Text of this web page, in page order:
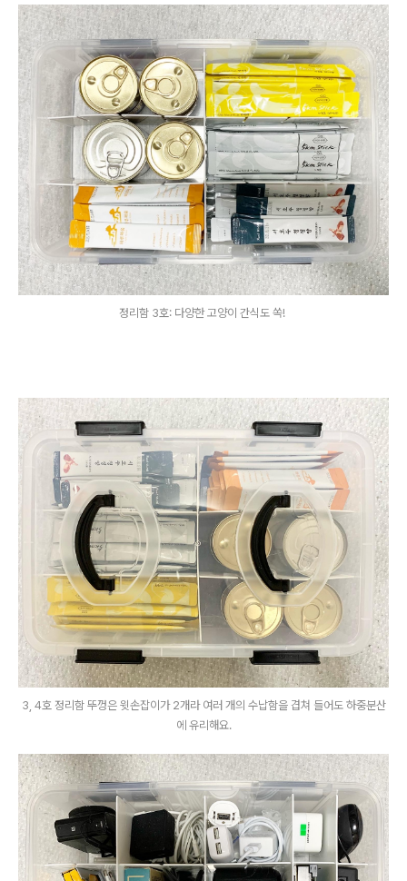
정리함 3호: 다양한 고양이 간식도 쏙!
3, 4호 정리함 뚜껑은 윗손잡이가 2개라 여러 개의 수납함을 겹쳐 들어도 하중분산
에 유리해요.